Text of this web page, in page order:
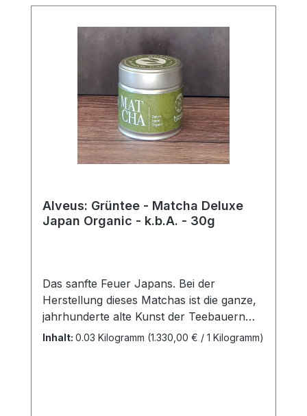
Alveus: Grüntee - Matcha Deluxe
Japan Organic - k.b.A. - 30g
Das sanfte Feuer Japans. Bei der
Herstellung dieses Matchas ist die ganze,
jahrhunderte alte Kunst der Teebauern
gefragt und unsere japanischen
Inhalt: 0.03 Kilogramm (1.330,00 € / 1 Kilogramm)